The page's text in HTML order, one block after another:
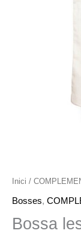
Inici /
Bosses,
Bossa